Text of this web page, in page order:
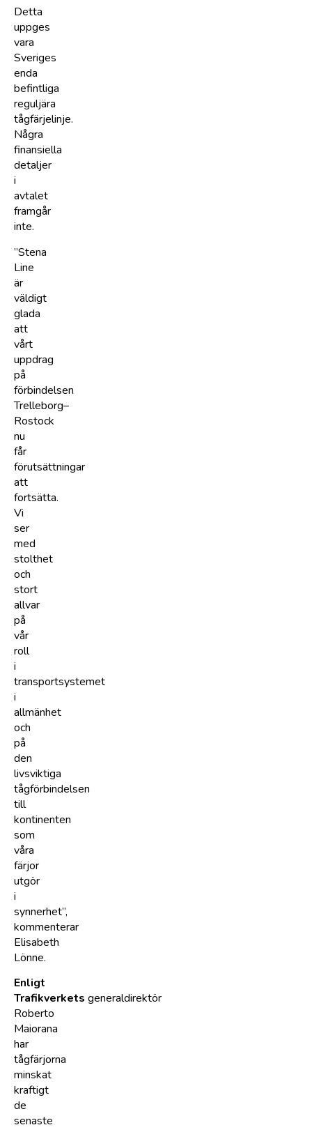
Detta
uppges
vara
Sveriges
enda
befintliga
reguljära
tågfärjelinje.
Några
finansiella
detaljer
i
avtalet
framgår
inte.
”Stena
Line
är
väldigt
glada
att
vårt
uppdrag
på
förbindelsen
Trelleborg–
Rostock
nu
får
förutsättningar
att
fortsätta.
Vi
ser
med
stolthet
och
stort
allvar
på
vår
roll
i
transportsystemet
i
allmänhet
och
på
den
livsviktiga
tågförbindelsen
till
kontinenten
som
våra
färjor
utgör
i
synnerhet”,
kommenterar
Elisabeth
Lönne.
Enligt
Trafikverkets generaldirektör
Roberto
Maiorana
har
tågfärjorna
minskat
kraftigt
de
senaste